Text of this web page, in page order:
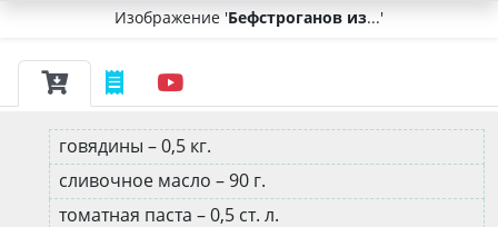
Изображение 'Бефстроганов из...'
говядины – 0,5 кг.
сливочное масло – 90 г.
томатная паста – 0,5 ст. л.